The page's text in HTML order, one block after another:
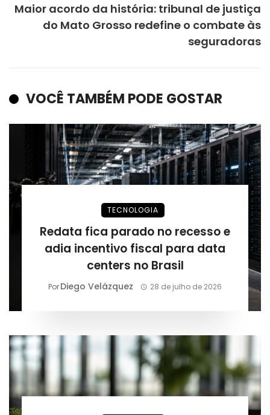
Maior acordo da história: tribunal de justiça
do Mato Grosso redefine o combate às
seguradoras
VOCÊ TAMBÉM PODE GOSTAR
TECNOLOGIA
Redata fica parado no recesso e
adia incentivo fiscal para data
centers no Brasil
PorDiego Velázquez 28 de julho de 2026